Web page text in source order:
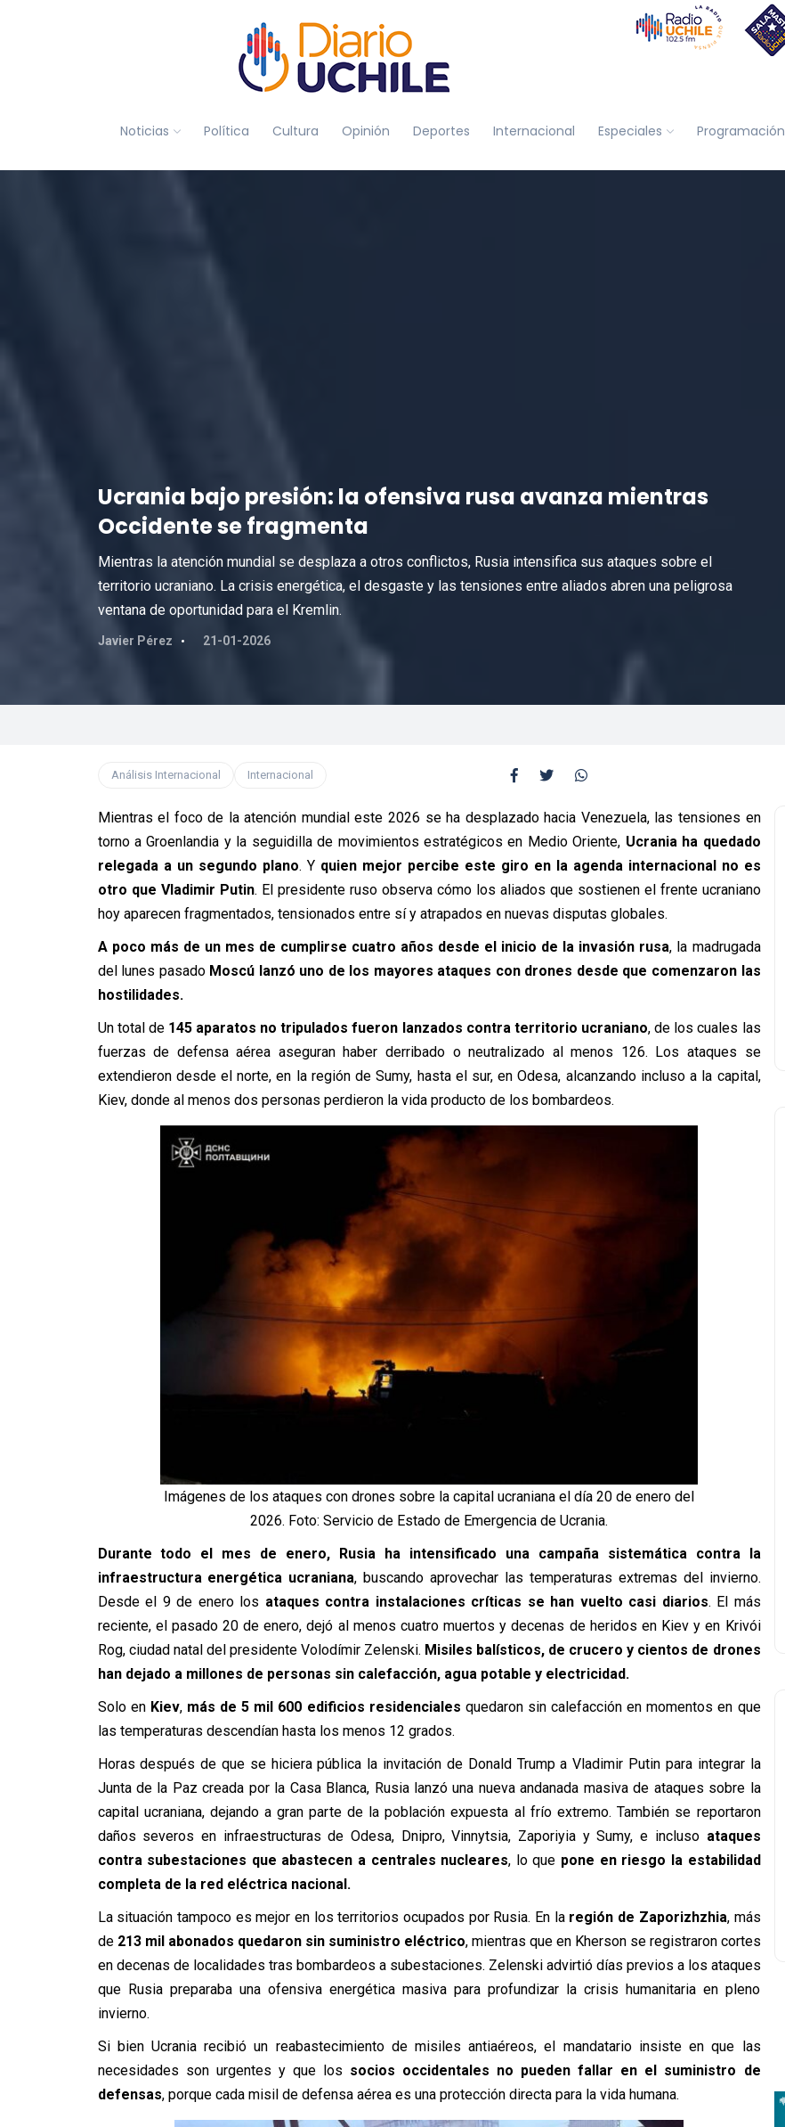
Noticias Política Cultura Opinión Deportes Internacional Especiales Programación
Ucrania bajo presión: la ofensiva rusa avanza mientras
Occidente se fragmenta
Mientras la atención mundial se desplaza a otros conflictos, Rusia intensifica sus ataques sobre el
territorio ucraniano. La crisis energética, el desgaste y las tensiones entre aliados abren una peligrosa
ventana de oportunidad para el Kremlin.
Javier Pérez 21-01-2026
Análisis Internacional Internacional
Mientras el foco de la atención mundial este 2026 se ha desplazado hacia Venezuela, las tensiones en
torno a Groenlandia y la seguidilla de movimientos estratégicos en Medio Oriente, Ucrania ha quedado
relegada a un segundo plano. Yquien mejor percibe este giro en la agenda internacional no es
otro que Vladimir Putin. El presidente ruso observa cómo los aliados que sostienen el frente ucraniano
hoy aparecen fragmentados, tensionados entre sí y atrapados en nuevas disputas globales.
A poco más de un mes de cumplirse cuatro años desde el inicio de la invasión rusa, la madrugada
del lunes pasadoMoscú lanzó uno de los mayores ataques con drones desde que comenzaron las
hostilidades.
Un total de 145 aparatos no tripulados fueron lanzados contra territorio ucraniano, de los cuales las
fuerzas de defensa aérea aseguran haber derribado o neutralizado al menos 126. Los ataques se
extendieron desde el norte, en la región de Sumy, hasta el sur, en Odesa, alcanzando incluso a la capital,
Kiev, donde al menos dos personas perdieron la vida producto de los bombardeos.
Imágenes de los ataques con drones sobre la capital ucraniana el día 20 de enero del
2026. Foto: Servicio de Estado de Emergencia de Ucrania.
Durante todo el mes de enero, Rusia ha intensificado una campaña sistemática contra la
infraestructura energética ucraniana, buscando aprovechar las temperaturas extremas del invierno.
Desde el 9 de enero los ataques contra instalaciones críticas se han vuelto casi diarios. El más
reciente, el pasado 20 de enero, dejó al menos cuatro muertos y decenas de heridos en Kiev y en Krivói
Rog, ciudad natal del presidente Volodímir Zelenski. Misiles balísticos, de crucero y cientos de drones
han dejado a millones de personas sin calefacción, agua potable y electricidad.
Solo en Kiev, más de 5 mil 600 edificios residenciales quedaron sin calefacción en momentos en que
las temperaturas descendían hasta los menos 12 grados.
Horas después de que se hiciera pública la invitación de Donald Trump a Vladimir Putin para integrar la
Junta de la Paz creada por la Casa Blanca, Rusia lanzó una nueva andanada masiva de ataques sobre la
capital ucraniana, dejando a gran parte de la población expuesta al frío extremo. También se reportaron
daños severos en infraestructuras de Odesa, Dnipro, Vinnytsia, Zaporiyia y Sumy, e inclusoataques
contra subestaciones que abastecen a centrales nucleares, lo que pone en riesgo la estabilidad
completa de la red eléctrica nacional.
La situación tampoco es mejor en los territorios ocupados por Rusia. En laregión de Zaporizhzhia, más
de 213 mil abonados quedaron sin suministro eléctrico, mientras que en Kherson se registraron cortes
en decenas de localidades tras bombardeos a subestaciones. Zelenski advirtió días previos a los ataques
que Rusia preparaba una ofensiva energética masiva para profundizar la crisis humanitaria en pleno
invierno.
Si bien Ucrania recibió un reabastecimiento de misiles antiaéreos, el mandatario insiste en que las
necesidades son urgentes y que los socios occidentales no pueden fallar en el suministro de
defensas, porque cada misil de defensa aérea es una protección directa para la vida humana.